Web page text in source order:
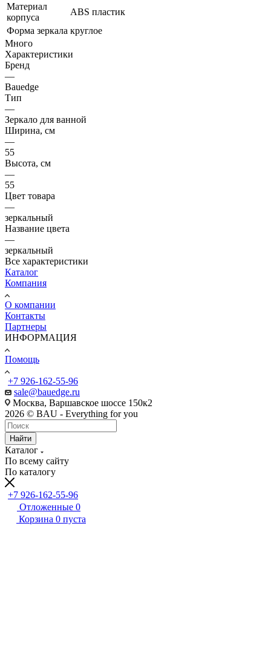
Материал
корпуса
ABS пластик
Форма зеркала круглое
Много
Характеристики
Бренд
—
Bauedge
Тип
—
Зеркало для ванной
Ширина, см
—
55
Высота, см
—
55
Цвет товара
—
зеркальный
Название цвета
—
зеркальный
Все характеристики
Каталог
Компания
О компании
Контакты
Партнеры
ИНФОРМАЦИЯ
Помощь
+7 926-162-55-96
sale@bauedge.ru
Москва, Варшавское шоссе 150к2
2026 © BAU - Everything for you
Найти
Каталог
По всему сайту
По каталогу
+7 926-162-55-96
Отложенные 0
Корзина 0 пуста